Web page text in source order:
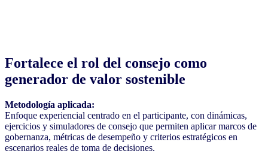
Fortalece el rol del consejo como
generador de valor sostenible
Metodología aplicada:
Enfoque experiencial centrado en el participante, con dinámicas,
ejercicios y simuladores de consejo que permiten aplicar marcos de
gobernanza, métricas de desempeño y criterios estratégicos en
escenarios reales de toma de decisiones.